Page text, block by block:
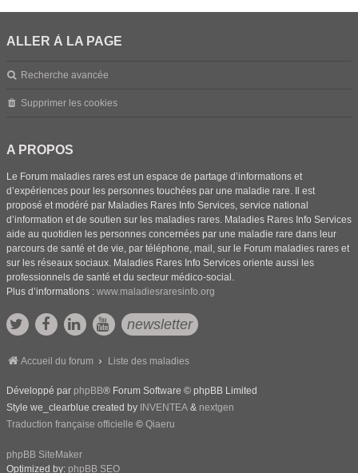
ALLER À LA PAGE
Recherche avancée
Supprimer les cookies
A PROPOS
Le Forum maladies rares est un espace de partage d’informations et
d’expériences pour les personnes touchées par une maladie rare. Il est
proposé et modéré par Maladies Rares Info Services, service national
d’information et de soutien sur les maladies rares. Maladies Rares Info Services
aide au quotidien les personnes concernées par une maladie rare dans leur
parcours de santé et de vie, par téléphone, mail, sur le Forum maladies rares et
sur les réseaux sociaux. Maladies Rares Info Services oriente aussi les
professionnels de santé et du secteur médico-social.
Plus d’informations : www.maladiesraresinfo.org
newsletter
Accueil du forum Liste des maladies
Développé par phpBB® Forum Software © phpBB Limited
Style we_clearblue created by INVENTEA & nextgen
Traduction française officielle © Qiaeru
phpBB SiteMaker
Optimized by: phpBB SEO